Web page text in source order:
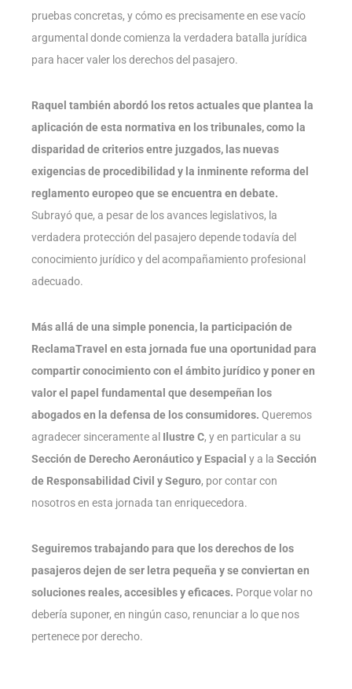
pruebas concretas, y cómo es precisamente en ese vacío
argumental donde comienza la verdadera batalla jurídica
para hacer valer los derechos del pasajero.
Raquel también abordó los retos actuales que plantea la
aplicación de esta normativa en los tribunales, como la
disparidad de criterios entre juzgados, las nuevas
exigencias de procedibilidad y la inminente reforma del
reglamento europeo que se encuentra en debate.
Subrayó que, a pesar de los avances legislativos, la
verdadera protección del pasajero depende todavía del
conocimiento jurídico y del acompañamiento profesional
adecuado.
Más allá de una simple ponencia, la participación de
ReclamaTravel en esta jornada fue una oportunidad para
compartir conocimiento con el ámbito jurídico y poner en
valor el papel fundamental que desempeñan los
abogados en la defensa de los consumidores. Queremos
agradecer sinceramente al Ilustre C, y en particular a su
Sección de Derecho Aeronáutico y Espacial y a la Sección
de Responsabilidad Civil y Seguro, por contar con
nosotros en esta jornada tan enriquecedora.
Seguiremos trabajando para que los derechos de los
pasajeros dejen de ser letra pequeña y se conviertan en
soluciones reales, accesibles y eficaces. Porque volar no
debería suponer, en ningún caso, renunciar a lo que nos
pertenece por derecho.